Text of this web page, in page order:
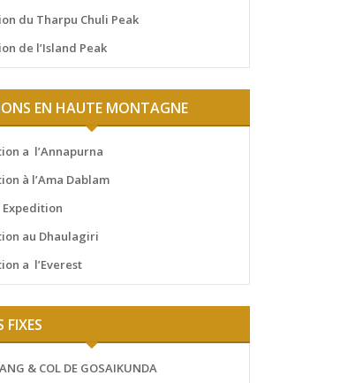
du Tharpu Chuli Peak
de l’Island Peak
EN HAUTE MONTAGNE
a l’Annapurna
à l’Ama Dablam
Expedition
au Dhaulagiri
a l’Everest
FIXES
& COL DE GOSAIKUNDA